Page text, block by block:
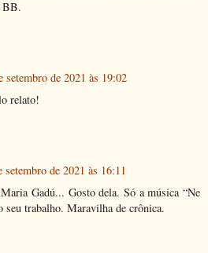
BB.
setembro de 2021 às 19:02
relato!
setembro de 2021 às 16:11
Gadú... Gosto dela. Só a música “Ne
seu trabalho. Maravilha de crônica.